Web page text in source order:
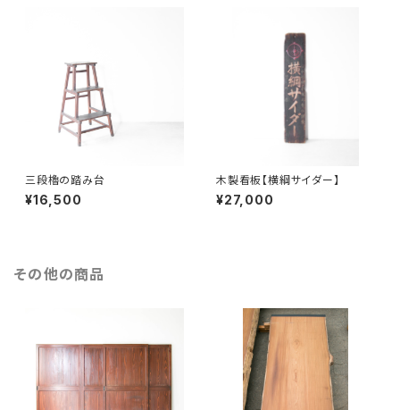
三段櫓の踏み台
¥16,500
木製看板【横綱サイダー】
¥27,000
その他の商品